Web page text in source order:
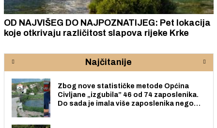
OD NAJVIŠEG DO NAJPOZNATIJEG: Pet lokacija
koje otkrivaju različitost slapova rijeke Krke
Najčitanije
Zbog nove statističke metode Općina
Civljane „izgubila” 46 od 74 zaposlenika.
Do sada je imala više zaposlenika nego